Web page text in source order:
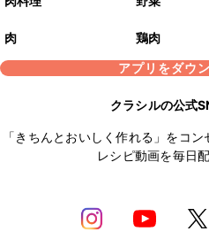
肉
鶏肉
アプリをダウ
クラシルの公式
「きちんとおいしく作れる」をコ
レシピ動画を毎日